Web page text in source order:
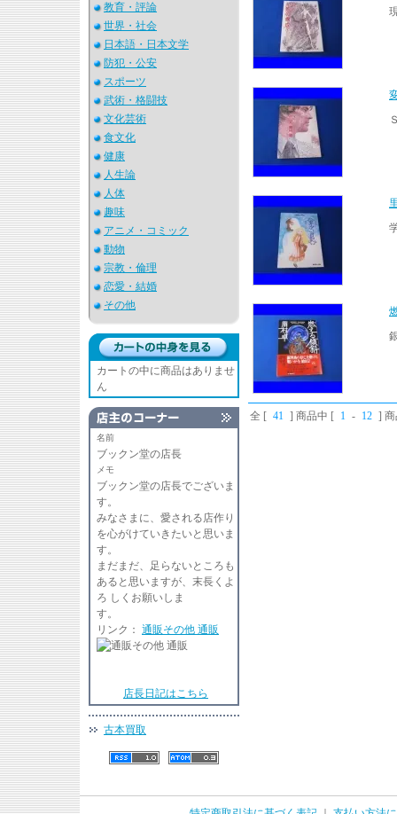
教育・評論
世界・社会
日本語・日本文学
防犯・公安
スポーツ
武術・格闘技
文化芸術
食文化
健康
人生論
人体
趣味
アニメ・コミック
動物
宗教・倫理
恋愛・結婚
その他
カートの中に商品はありませ
ん
名前
ブックン堂の店長
メモ
ブックン堂の店長でございま
す
みなさまに、愛される店作り
を心がけていきたいと思いま
す。
まだまだ、足らないところも
あると思いますが、末長くよ
ろ しくお願いしま
リンク： 通販その他 通販
店長日記はこちら
古本買取
全 [ 41 ] 商品中 [ 1 - 12 ] 商